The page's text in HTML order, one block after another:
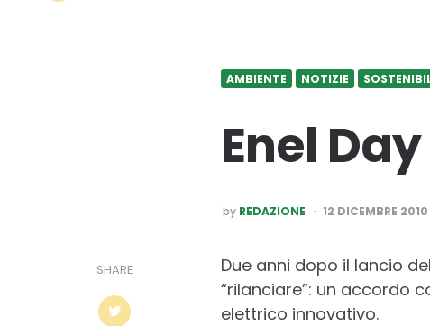
AMBIENTE NOTIZIE
Enel
POSTED
BY
by REDAZIONE 12 DICEMBRE 2010
SHARE
Due anni dopo il lancio
“rilanciare”: un accordo
elettrico innovativo.